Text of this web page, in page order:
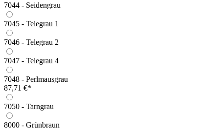
7044 - Seidengrau
7045 - Telegrau 1
7046 - Telegrau 2
7047 - Telegrau 4
7048 - Perlmausgrau
87,71 €*
7050 - Tarngrau
8000 - Grünbraun